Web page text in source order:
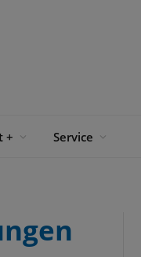
+ Service